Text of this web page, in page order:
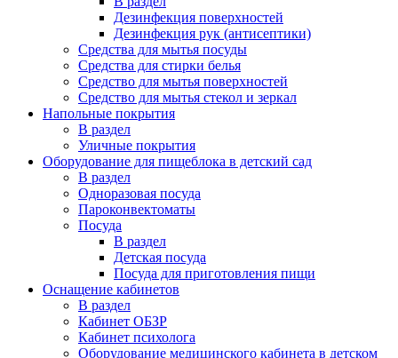
Дезинфекция поверхностей
Дезинфекция рук (антисептики)
Средства для мытья посуды
Средства для стирки белья
Средство для мытья поверхностей
Средство для мытья стекол и зеркал
Напольные покрытия
В раздел
Уличные покрытия
Оборудование для пищеблока в детский сад
В раздел
Одноразовая посуда
Пароконвектоматы
Посуда
В раздел
Детская посуда
Посуда для приготовления пищи
Оснащение кабинетов
В раздел
Кабинет ОБЗР
Кабинет психолога
Оборудование медицинского кабинета в детском